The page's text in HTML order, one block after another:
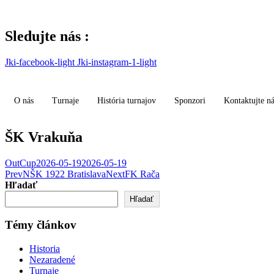
content
Sledujte nás :
Jki-facebook-light Jki-instagram-1-light
O nás Turnaje História turnajov Sponzori Kontaktujte
ŠK Vrakuňa
OutCup2026-05-192026-05-19
Post
navigation
PrevNŠK 1922 BratislavaNextFK Rača
Hľadať
Hľadať
Témy článkov
Historia
Nezaradené
Turnaje